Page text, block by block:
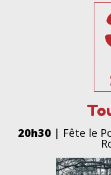
20h30| Fête le